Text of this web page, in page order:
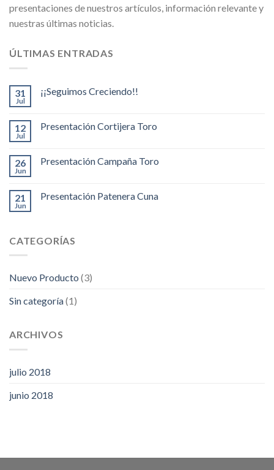
presentaciones de nuestros artículos, información relevante y
nuestras últimas noticias.
ÚLTIMAS ENTRADAS
31
Jul
¡¡Seguimos Creciendo!!
12
Jul
Presentación Cortijera Toro
26
Jun
Presentación Campaña Toro
21
Jun
Presentación Patenera Cuna
CATEGORÍAS
Nuevo Producto (3)
Sin categoría(1)
ARCHIVOS
julio 2018
junio 2018